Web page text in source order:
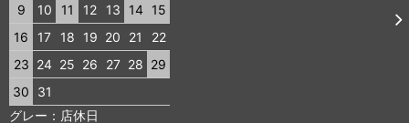
9
10 11 12 13 14
15
16
17 18 19 20 21
22
23 24 25 26 27 28 29
30
31
グレー：店休日